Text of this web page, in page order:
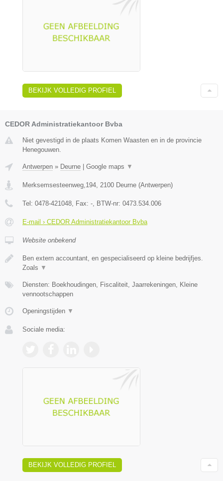
BEKIJK VOLLEDIG PROFIEL
CEDOR Administratiekantoor Bvba
Niet gevestigd in de plaats Komen Waasten en in de provincie
Henegouwen.
Antwerpen » Deurne | Google maps ▼
Merksemsesteenweg,194 2100 Deurne (Antwerpen)
Tel: 0478-421048 , Fax: - , BTW-nr: 0473.534.006
E-mail › CEDOR Administratiekantoor Bvba
Website onbekend
Ben extern accountant, en gespecialiseerd op kleine bedrijfjes.
Zoals ▼
Diensten: Boekhoudingen, Fiscaliteit, Jaarrekeningen, Kleine
vennootschappen
Openingstijden ▼
Sociale media:
BEKIJK VOLLEDIG PROFIEL